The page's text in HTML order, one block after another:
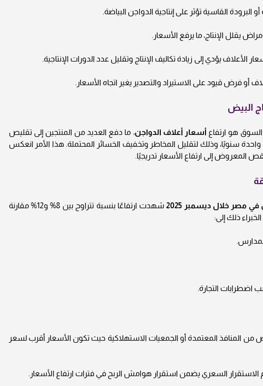
أو البرودة القاسية تؤثر على إنتاجية الدواجن البياضة.
يقلل الإنتاج، ما يرفع الأسعار.
الأعلاف يؤدي إلى زيادة تكاليف الإنتاج وتقليل عدد الدورات الإنتاجية.
أو فرض قيود على الاستيراد والتصدير يغير اتجاه الأسعار.
البيض
السوق هو ارتفاع أسعار أعلاف الدواجن، ما دفع العديد من المنتجين إلى تقليص
واحدة سنويًا، وذلك لتقليل المخاطر وتخفيف الخسائر المحتملة. هذا الأمر انعكس
المعروض إلى ارتفاع الأسعار تدريجيًا.
مصر خلال ديسمبر 2025
شهدت ارتفاعًا بنسبة تتراوح بين 8% و12% مقارنة
ذلك إلى:
اضطرابات التجارة.
من المنافذ المعتمدة أو الجمعيات الاستهلاكية حيث تكون الأسعار أقرب لسعر
الاستقرار السعري يضمن استقرار هوامش الربح في فترات ارتفاع الأسعار.